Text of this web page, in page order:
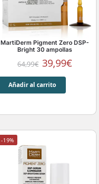
MartiDerm Pigment Zero DSP-
Bright 30 ampollas
64,99€ 39,99€
Añadir al carrito
-19%